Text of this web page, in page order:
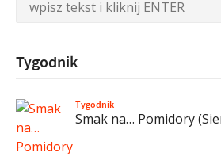
Tygodnik
Tygodnik
Smak na… Pomidory